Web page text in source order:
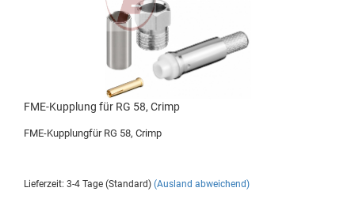
FME-Kupplung für RG 58, Crimp
FME-Kupplungfür RG 58, Crimp
Lieferzeit: 3-4 Tage (Standard) (Ausland abweichend)